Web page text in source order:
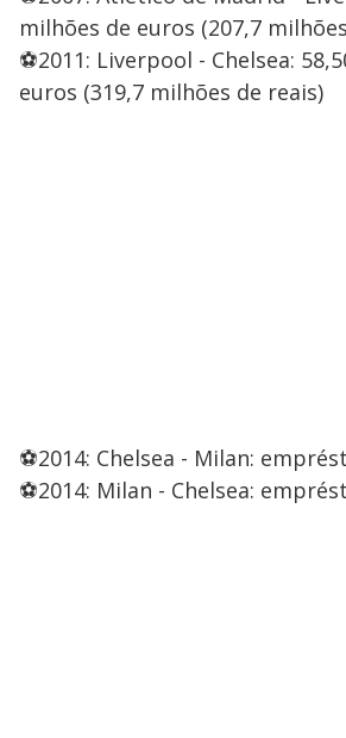
milhões de euros (207,7
⚽2011: Liverpool - Chelsea:
euros (319,7 milhões de reais)
⚽2014: Chelsea - Milan:
⚽2014: Milan - Chelsea: